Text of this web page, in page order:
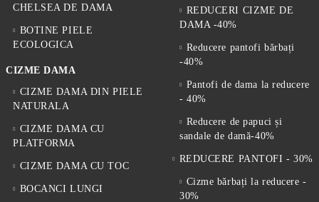
CHELSEA DE DAMA
BOTINE PIELE
ECOLOGICA
CIZME DAMA
CIZME DAMA DIN PIELE
NATURALA
CIZME DAMA CU
PLATFORMA
CIZME DAMA CU TOC
BOCANCI LUNGI
REDUCERI CIZME DE
DAMA -40%
Reducere pantofi bărbați
-40%
Pantofi de dama la reducere
- 40%
Reducere de papuci și
sandale de damă-40%
REDUCERE PANTOFI - 30%
Cizme bărbați la reducere -
30%